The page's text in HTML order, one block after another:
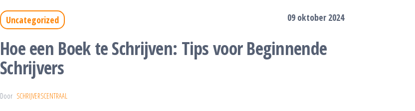
Uncategorized 09 oktober 2024
Hoe een Boek te Schrijven: Tips voor Beginnende
Schrijvers
Door SCHRIJVERSCENTRAAL